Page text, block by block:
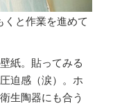
と作業を進めて
紙。貼ってみる
迫感（涙）。ホ
生陶器にも合う